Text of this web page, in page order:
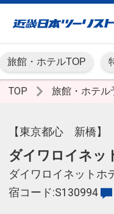
旅館・ホテルTOP
TOP 旅館・ホテル
【東京都心 新橋】
ダイワロイネッ
ダイワロイネットホ
宿コード:S130994